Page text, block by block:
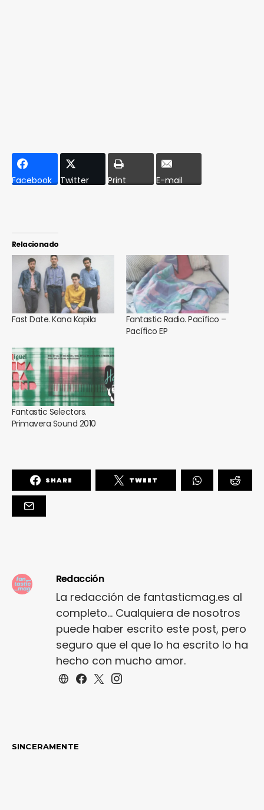
Facebook Twitter Print E-mail
Relacionado
Fast Date. Kana Kapila
Fantastic Radio. Pacífico –
Pacífico EP
Fantastic Selectors.
Primavera Sound 2010
SHARE TWEET
Redacción
La redacción de fantasticmag.es al
completo... Cualquiera de nosotros
puede haber escrito este post, pero
seguro que el que lo ha escrito lo ha
hecho con mucho amor.
SINCERAMENTE